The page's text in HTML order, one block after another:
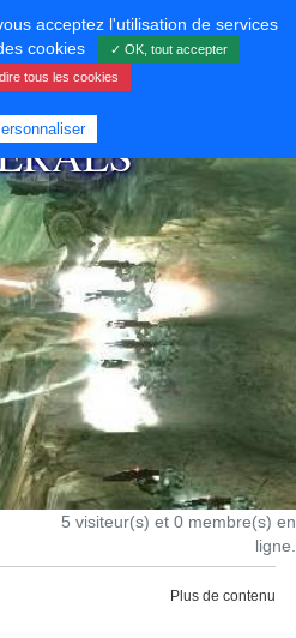
5 visiteur(s) et 0 membre(s) en
ligne.
Plus de contenu
acceptez l'utilisation de services
cookies
✓ OK, tout accepter
tous les cookies